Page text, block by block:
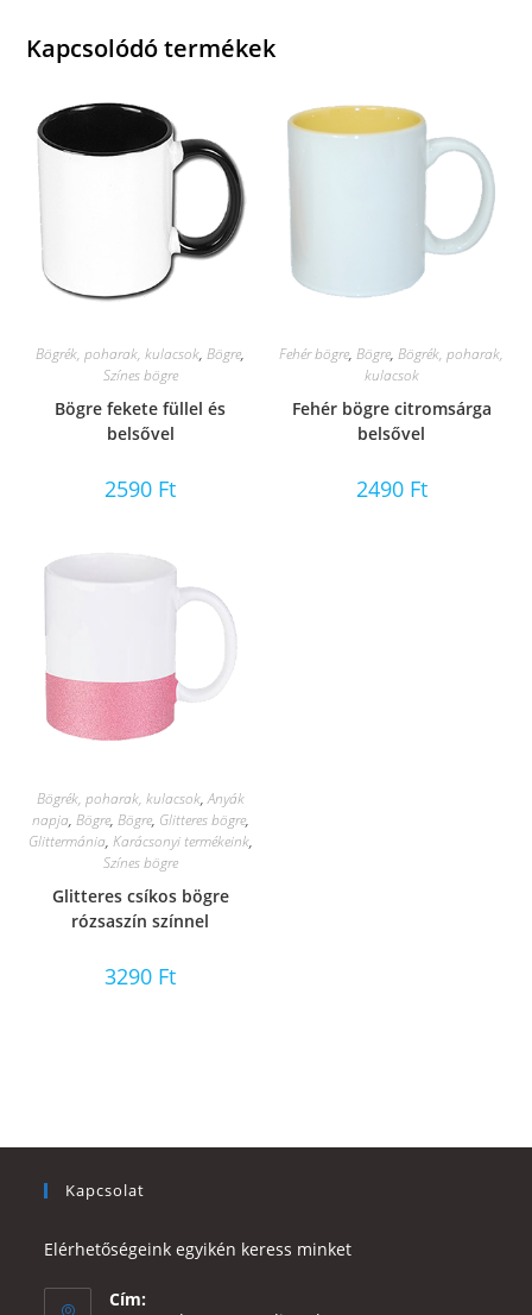
Kapcsolódó termékek
Bögrék, poharak, kulacsok,Bögre,
Színes bögre
Bögre fekete füllel és
belsővel
2590 Ft
Fehér bögre,Bögre,Bögrék, poharak,
kulacsok
Fehér bögre citromsárga
belsővel
2490 Ft
Bögrék, poharak, kulacsok,Anyák
napja, Bögre, Bögre, Glitteres bögre,
Glittermánia, Karácsonyi termékeink,
Színes bögre
Glitteres csíkos bögre
rózsaszín színnel
3290 Ft
Kapcsolat
Elérhetőségeink egyikén keress minket
Cím: